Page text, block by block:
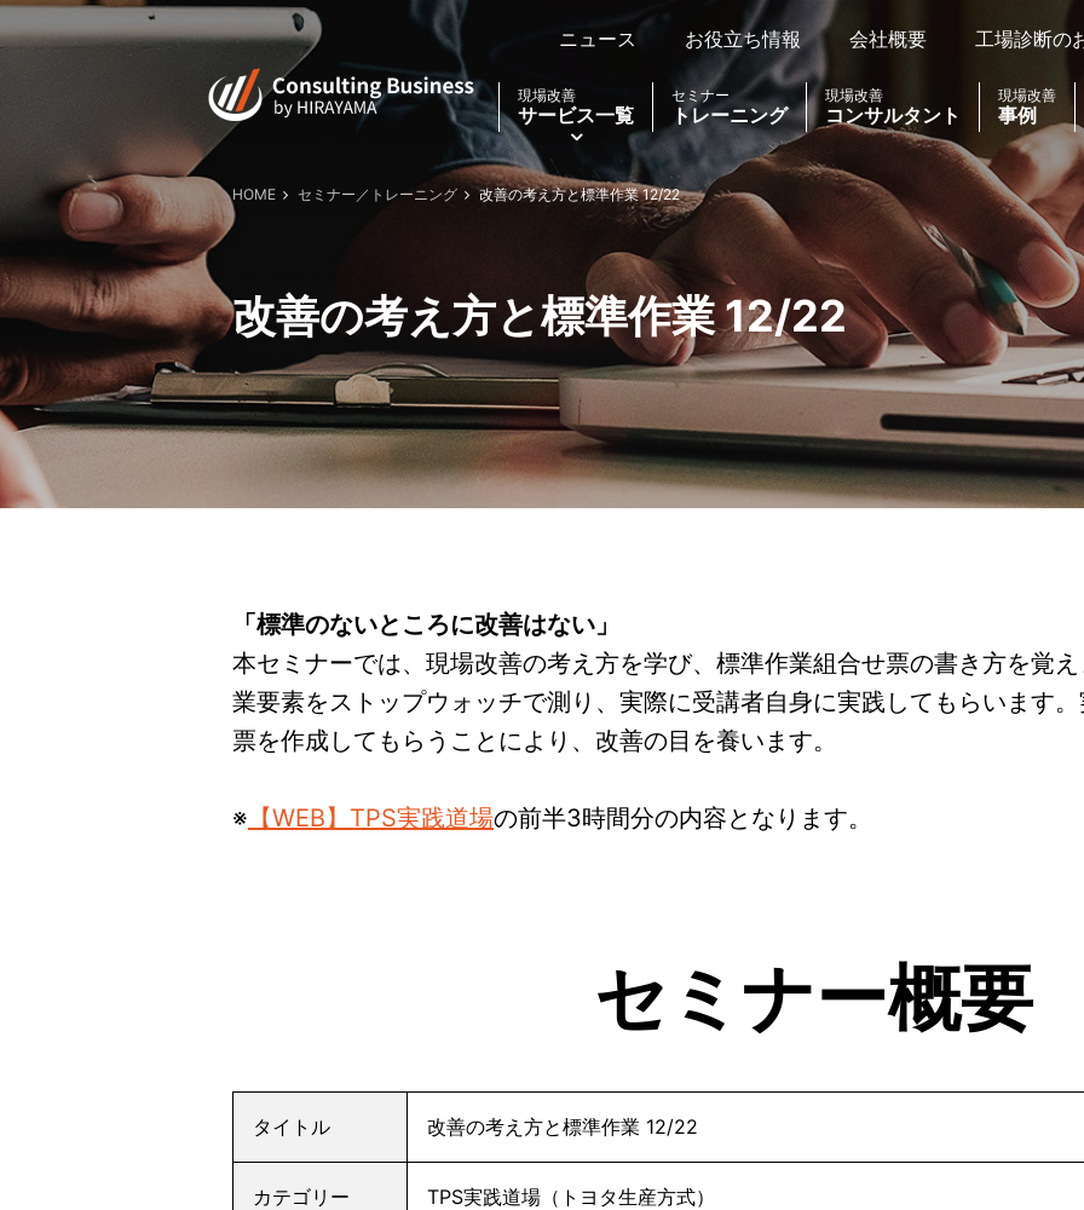
ニュース お役立ち情報 会社概要 工場診断の
現場改善
サービス一覧
セミナー
トレーニング
現場改善
コンサルタント
現場改善
事例
改善の考え方と標準作業 12/22
HOME セミナー／トレーニング 改善の考え方と標準作業 12/22
「標準のないところに改善はない」
本セミナーでは、現場改善の考え方を学び、標準作業組合せ票の書き方を覚
業要素をストップウォッチで測り、実際に受講者自身に実践してもらいます
票を作成してもらうことにより、改善の目を養います。
※ 【WEB】TPS実践道場の前半3時間分の内容となります。
セミナー概要
タイトル 改善の考え方と標準作業 12/22
カテゴリー TPS実践道場（トヨタ生産方式）